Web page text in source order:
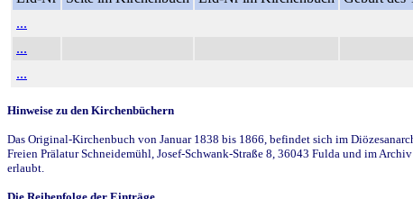
...
...
...
Hinweise zu den Kirchenbüchern
Das Original-Kirchenbuch von Januar 1838 bis 1866, befindet sich im
Freien Prälatur Schneidemühl, Josef-Schwank-Straße 8, 36043 Fulda und im
erlaubt.